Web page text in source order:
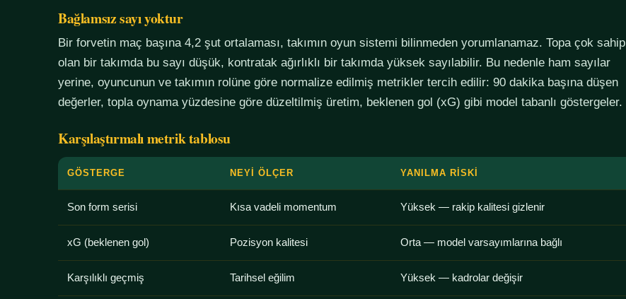
Bağlamsız sayı yoktur
Bir forvetin maç başına 4,2 şut ortalaması, takımın oyun sistemi bilinmeden yorumlanamaz. Topa çok sahip
olan bir takımda bu sayı düşük, kontratak ağırlıklı bir takımda yüksek sayılabilir. Bu nedenle ham sayılar
yerine, oyuncunun ve takımın rolüne göre normalize edilmiş metrikler tercih edilir: 90 dakika başına düşen
değerler, topla oynama yüzdesine göre düzeltilmiş üretim, beklenen gol (xG) gibi model tabanlı göstergeler.
Karşılaştırmalı metrik tablosu
GÖSTERGE NEYI ÖLÇER YANILMA RISKI
Son form serisi Kısa vadeli momentum Yüksek — rakip kalitesi gizlenir
xG (beklenen gol) Pozisyon kalitesi Orta — model varsayımlarına bağlı
Karşılıklı geçmiş Tarihsel eğilim Yüksek — kadrolar değişir